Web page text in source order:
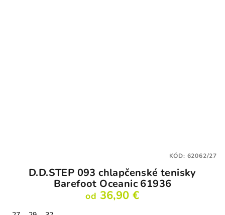
D.D.STEP 093 chlapčenské tenisky
Barefoot Oceanic 61936
od 36,90 €
KÓD: 62062/27